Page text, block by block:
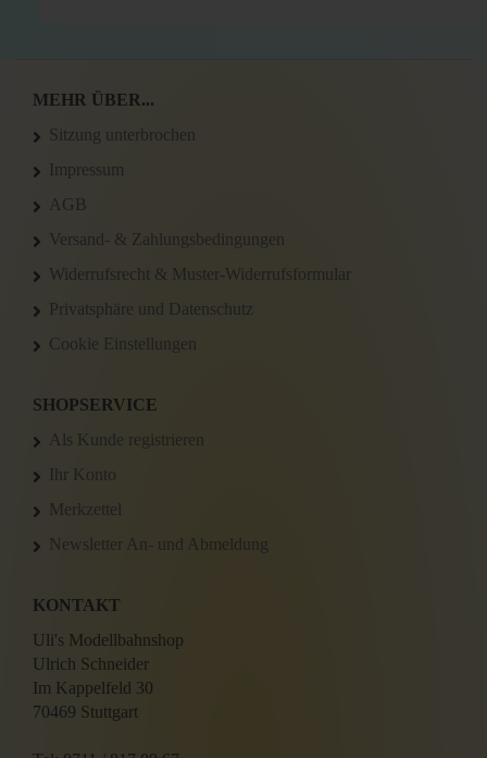
MEHR ÜBER...
Sitzung unterbrochen
Impressum
AGB
Versand- & Zahlungsbedingungen
Widerrufsrecht & Muster-Widerrufsformular
Privatsphäre und Datenschutz
Cookie Einstellungen
SHOPSERVICE
Als Kunde registrieren
Ihr Konto
Merkzettel
Newsletter An- und Abmeldung
KONTAKT
Uli's Modellbahnshop
Ulrich Schneider
Im Kappelfeld 30
70469 Stuttgart